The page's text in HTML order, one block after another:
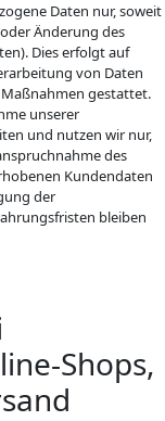
Daten nur, soweit
Änderung des
Dies erfolgt auf
von Daten
gestattet.
unserer
und nutzen wir nur,
des
Kundendaten
der
bleiben
Shops,